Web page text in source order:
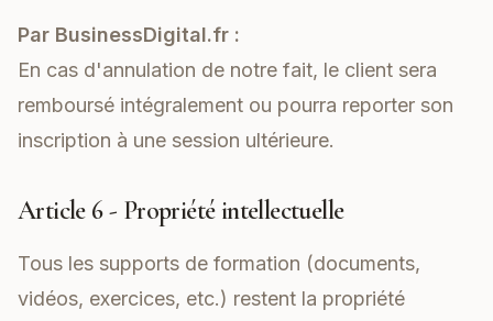
Par BusinessDigital.fr :
En cas d'annulation de notre fait, le client sera
remboursé intégralement ou pourra reporter son
inscription à une session ultérieure.
Article 6 - Propriété intellectuelle
Tous les supports de formation (documents,
vidéos, exercices, etc.) restent la propriété